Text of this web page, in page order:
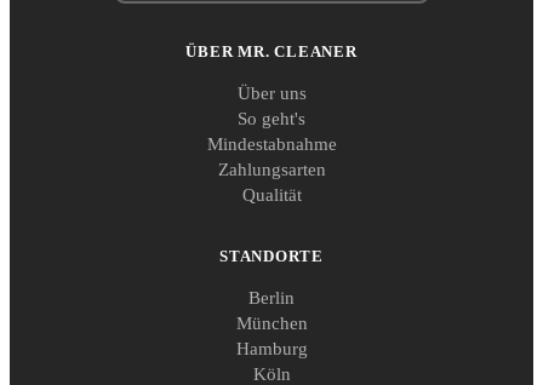
ÜBER MR. CLEANER
Über uns
So geht's
Mindestabnahme
Zahlungsarten
Qualität
STANDORTE
Berlin
München
Hamburg
Köln